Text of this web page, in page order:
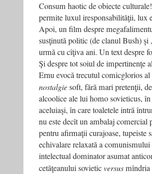
Consum haotic de obiecte
permite luxul iresponsabilităţii, lux
Apoi, un film despre
susţinută politic (de clanul Bush) şi
urmă cu cîţiva ani. Un text despre
Şi despre tot soiul de impertinenţe
Ernu evocă trecutul comic­glorios
nostalgiesoft, fără mari pretenţii,
alcoolice ale lui homo sovieticus,
aceluiaşi, în care toaletele intră
nu este decît un ambalaj comercial
pentru afirmaţii curajoase, tupeiste
echivalare relaxată a
intelectual dominator asumat
cetăţeanului sovieticversusmîndria